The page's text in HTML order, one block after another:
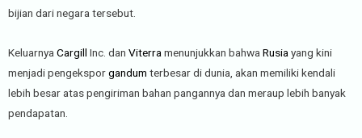
bijian dari negara tersebut.
Keluarnya Cargill Inc. dan Viterra menunjukkan bahwa Rusia yang kini
menjadi pengeksporgandum terbesar di dunia, akan memiliki kendali
lebih besar atas pengiriman bahan pangannya dan meraup lebih banyak
pendapatan.